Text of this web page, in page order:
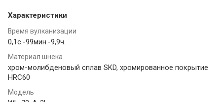
Характеристики
Время вулканизации
0,1с.-99мин.-9,9ч.
Материал шнека
хром-молибденовый сплав SKD, хромированное покрытие
HRC60
Модель